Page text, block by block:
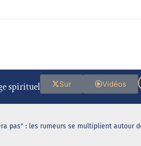
spirituel Vidéos
Sur
pas" : les rumeurs se multiplient autour